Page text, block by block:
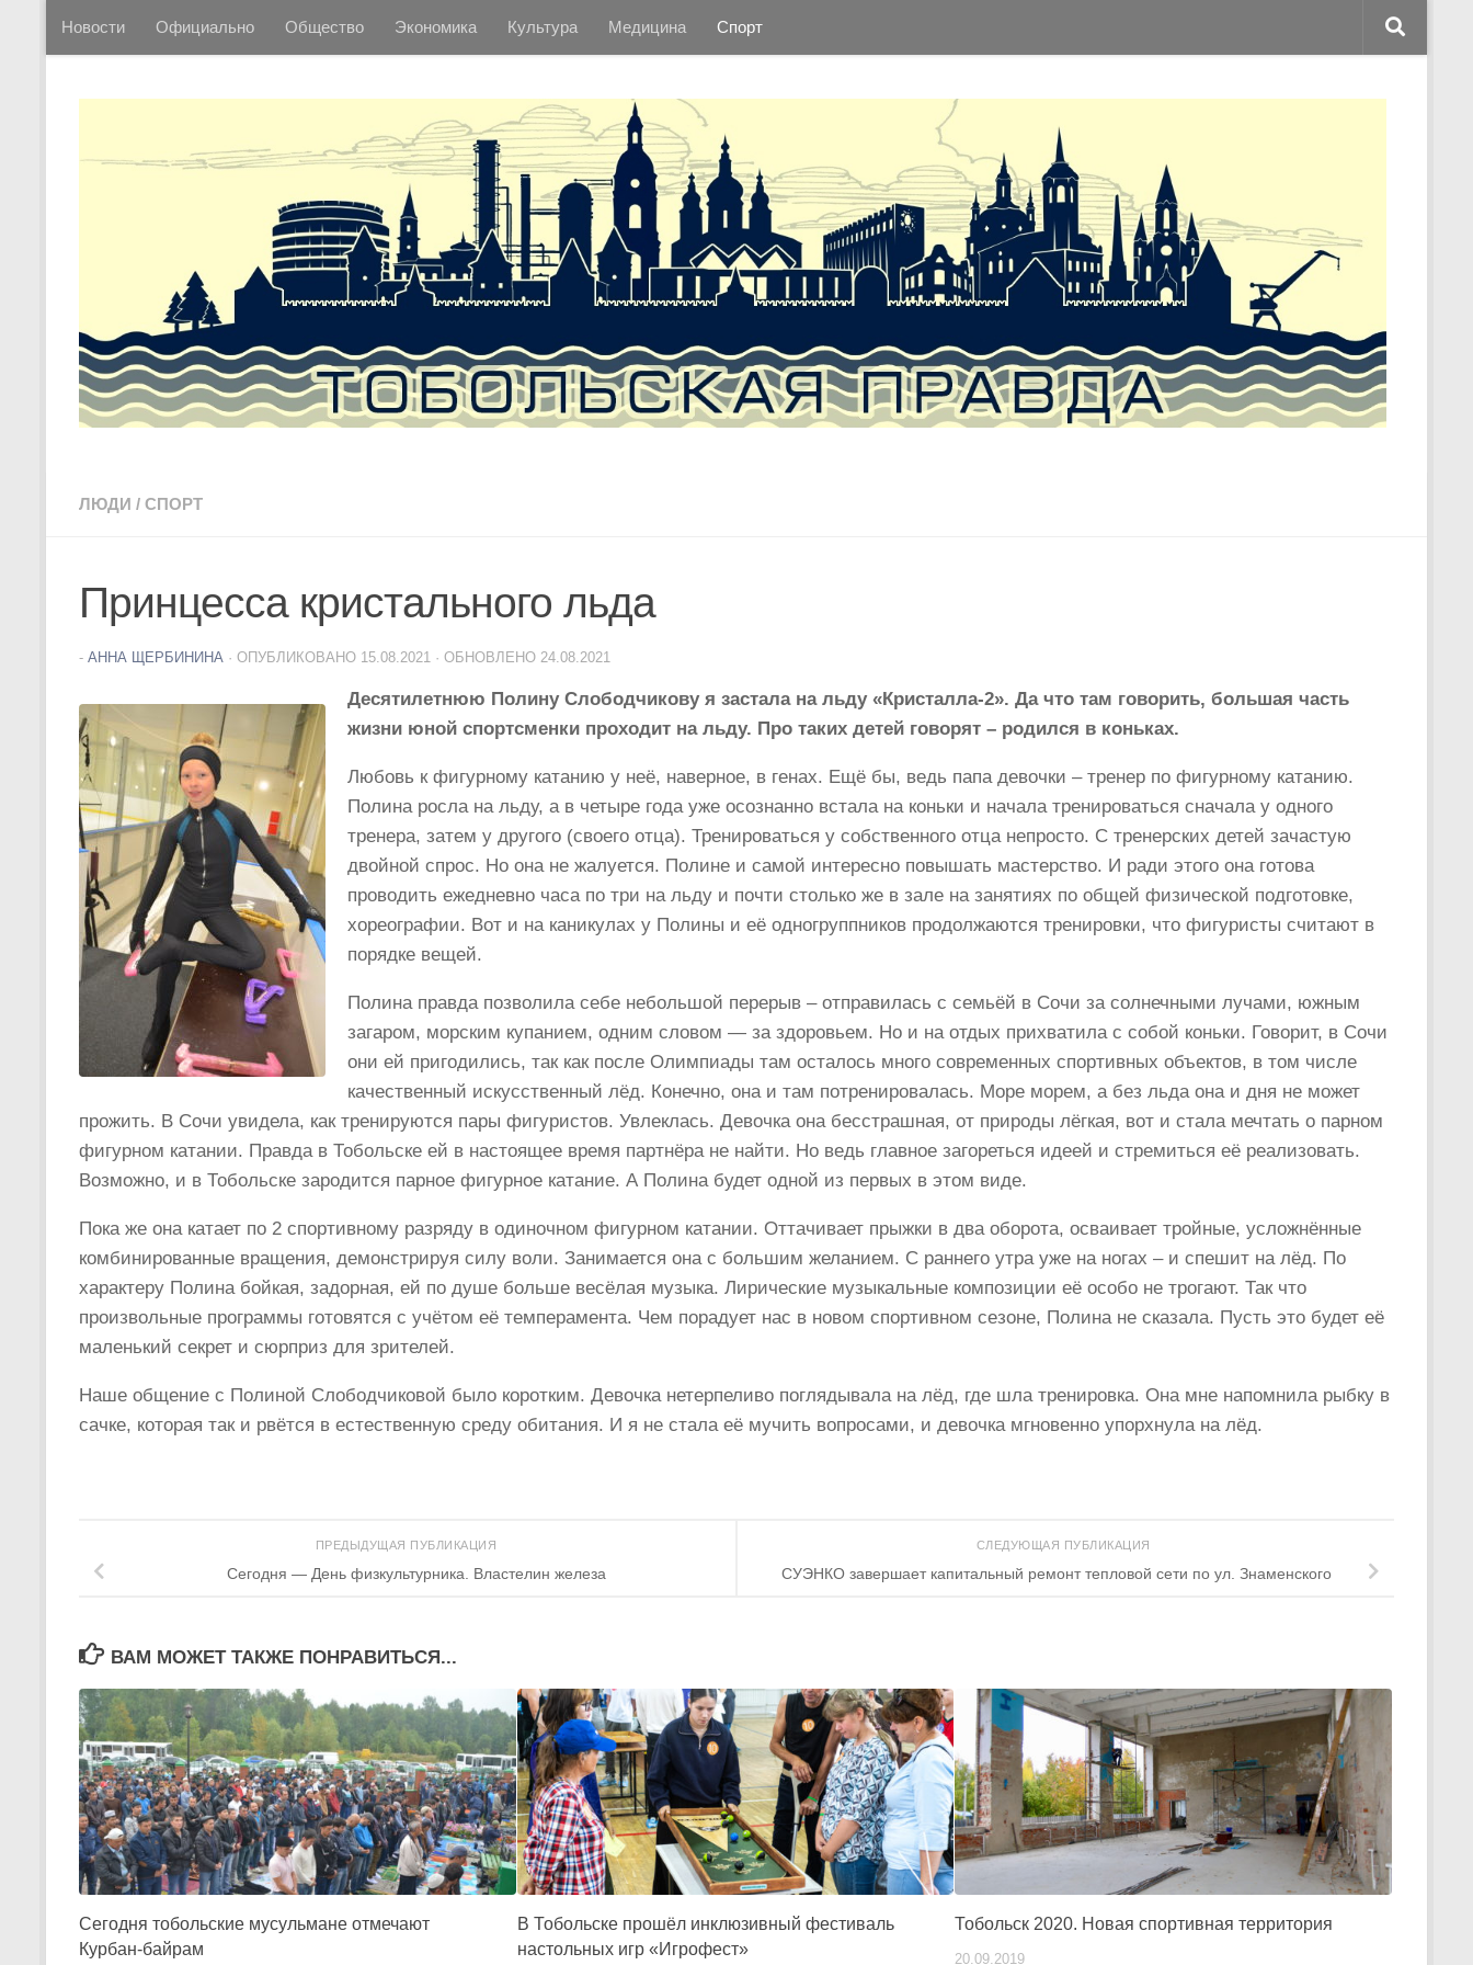
Перейти к содержимому
Новости Официально Общество Экономика Культура Медицина Спорт
ЛЮДИ / СПОРТ
Принцесса кристального льда
- АННА ЩЕРБИНИНА · ОПУБЛИКОВАНО 15.08.2021 · ОБНОВЛЕНО 24.08.2021
Десятилетнюю Полину Слободчикову я застала на льду «Кристалла-2». Да что там говорить, большая часть
жизни юной спортсменки проходит на льду. Про таких детей говорят – родился в коньках.
Любовь к фигурному катанию у неё, наверное, в генах. Ещё бы, ведь папа девочки – тренер по фигурному катанию.
Полина росла на льду, а в четыре года уже осознанно встала на коньки и начала тренироваться сначала у одного
тренера, затем у другого (своего отца). Тренироваться у собственного отца непросто. С тренерских детей зачастую
двойной спрос. Но она не жалуется. Полине и самой интересно повышать мастерство. И ради этого она готова
проводить ежедневно часа по три на льду и почти столько же в зале на занятиях по общей физической подготовке,
хореографии. Вот и на каникулах у Полины и её одногруппников продолжаются тренировки, что фигуристы считают в
порядке вещей.
Полина правда позволила себе небольшой перерыв – отправилась с семьёй в Сочи за солнечными лучами, южным
загаром, морским купанием, одним словом — за здоровьем. Но и на отдых прихватила с собой коньки. Говорит, в Сочи
они ей пригодились, так как после Олимпиады там осталось много современных спортивных объектов, в том числе
качественный искусственный лёд. Конечно, она и там потренировалась. Море морем, а без льда она и дня не может
прожить. В Сочи увидела, как тренируются пары фигуристов. Увлеклась. Девочка она бесстрашная, от природы лёгкая, вот и стала мечтать о парном
фигурном катании. Правда в Тобольске ей в настоящее время партнёра не найти. Но ведь главное загореться идеей и стремиться её реализовать.
Возможно, и в Тобольске зародится парное фигурное катание. А Полина будет одной из первых в этом виде.
Пока же она катает по 2 спортивному разряду в одиночном фигурном катании. Оттачивает прыжки в два оборота, осваивает тройные, усложнённые
комбинированные вращения, демонстрируя силу воли. Занимается она с большим желанием. С раннего утра уже на ногах – и спешит на лёд. По
характеру Полина бойкая, задорная, ей по душе больше весёлая музыка. Лирические музыкальные композиции её особо не трогают. Так что
произвольные программы готовятся с учётом её темперамента. Чем порадует нас в новом спортивном сезоне, Полина не сказала. Пусть это будет её
маленький секрет и сюрприз для зрителей.
Наше общение с Полиной Слободчиковой было коротким. Девочка нетерпеливо поглядывала на лёд, где шла тренировка. Она мне напомнила рыбку в
сачке, которая так и рвётся в естественную среду обитания. И я не стала её мучить вопросами, и девочка мгновенно упорхнула на лёд.
СЛЕДУЮЩАЯ ПУБЛИКАЦИЯ
СУЭНКО завершает капитальный ремонт тепловой сети по ул. Знаменского
ПРЕДЫДУЩАЯ ПУБЛИКАЦИЯ
Сегодня — День физкультурника. Властелин железа
ВАМ МОЖЕТ ТАКЖЕ ПОНРАВИТЬСЯ...
Сегодня тобольские мусульмане отмечают
Курбан-байрам
В Тобольске прошёл инклюзивный фестиваль
настольных игр «Игрофест»
Тобольск 2020. Новая спортивная территория
20.09.2019